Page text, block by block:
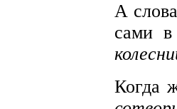
А
сами
Когда